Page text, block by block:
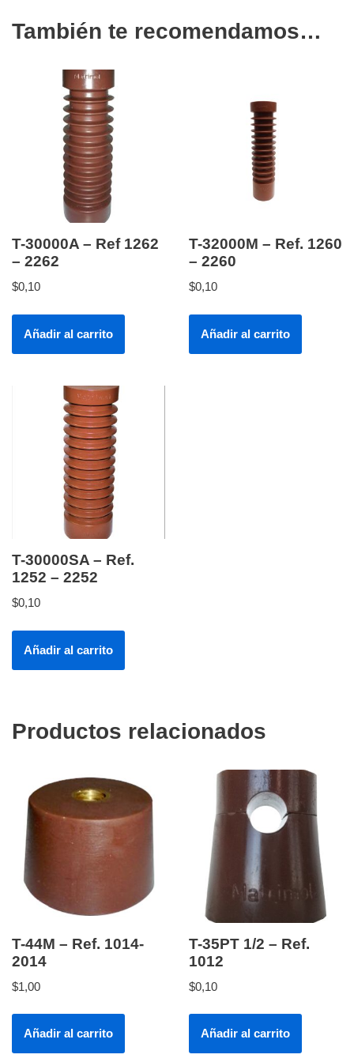
También te recomendamos…
T-30000A – Ref 1262
– 2262
$0,10
Añadir al carrito
T-32000M – Ref. 1260
– 2260
$0,10
Añadir al carrito
T-30000SA – Ref.
1252 – 2252
$0,10
Añadir al carrito
Productos relacionados
T-44M – Ref. 1014-
2014
$1,00
Añadir al carrito
T-35PT 1/2 – Ref.
1012
$0,10
Añadir al carrito